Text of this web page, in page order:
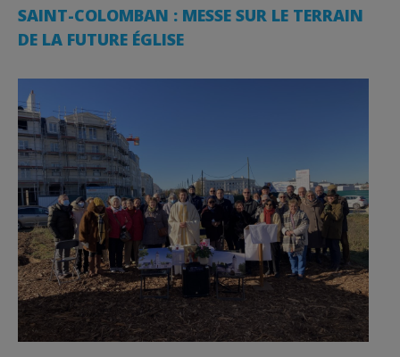
SAINT-COLOMBAN : MESSE SUR LE TERRAIN
DE LA FUTURE ÉGLISE